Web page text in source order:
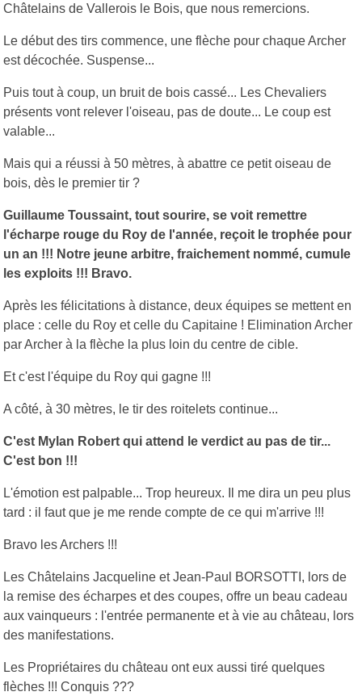
Châtelains de Vallerois le Bois, que nous remercions.
Le début des tirs commence, une flèche pour chaque Archer
est décochée. Suspense...
Puis tout à coup, un bruit de bois cassé... Les Chevaliers
présents vont relever l'oiseau, pas de doute... Le coup est
valable...
Mais qui a réussi à 50 mètres, à abattre ce petit oiseau de
bois, dès le premier tir ?
Guillaume Toussaint, tout sourire, se voit remettre
l'écharpe rouge du Roy de l'année, reçoit le trophée pour
un an !!! Notre jeune arbitre, fraichement nommé, cumule
les exploits !!! Bravo.
Après les félicitations à distance, deux équipes se mettent en
place : celle du Roy et celle du Capitaine ! Elimination Archer
par Archer à la flèche la plus loin du centre de cible.
Et c'est l'équipe du Roy qui gagne !!!
A côté, à 30 mètres, le tir des roitelets continue...
C'est Mylan Robert qui attend le verdict au pas de tir...
C'est bon !!!
L'émotion est palpable... Trop heureux. Il me dira un peu plus
tard : il faut que je me rende compte de ce qui m'arrive !!!
Bravo les Archers !!!
Les Châtelains Jacqueline et Jean-Paul BORSOTTI, lors de
la remise des écharpes et des coupes, offre un beau cadeau
aux vainqueurs : l'entrée permanente et à vie au château, lors
des manifestations.
Les Propriétaires du château ont eux aussi tiré quelques
flèches !!! Conquis ???